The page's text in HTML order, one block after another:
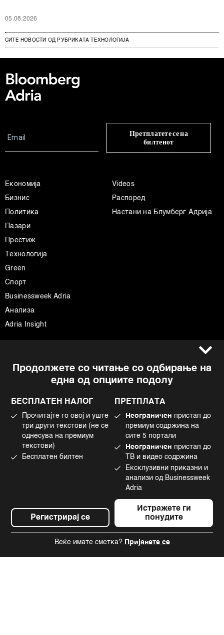
05.08.2026
СИТЕ НОВОСТИ ОД РУБРИКАТА ТЕХНОЛОГИЈА
Продолжете со читање со одбирање на
една од опциите подолу
БЕСПЛАТЕН НАЛОГ
Прочитајте го овој и уште
три други текстови (не се
однесува на премиум
текстови)
Бесплатен билтен
Регистрирај се
ПРЕТПЛАТА
Неограничен пристап до
премиум содржина на
сите 5 портали
Неограничен пристап до
ТВ и видео содржина
Ексклузивни приказни и
анализи од Businessweek
Adria
Истражете ги
понудите
Веќе имате сметка? Пријавете се
Претплатете се на
билтенот
Економија
Бизнис
Политика
Пазари
Престиж
Технологија
Green
Спорт
Businessweek Adria
Анализа
Adria Insight
Videos
Распоред
Настани на Блумберг Адрија
Импресум
Политика на приватност
Употреба на вештачка интелигенција
Facebook
Instagram
Tiktok
©2022 - 2026 Bloomberg L.P. All Rights Reserved. BLOOMBERG and the
BLOOMBERG logo are registered trademarks and service marks of
Bloomberg Finance L.P. or its subsidiaries, displayed with permission
Bloomberg Adria is a Mtel Swiss SA Property
News CMS by Cubes